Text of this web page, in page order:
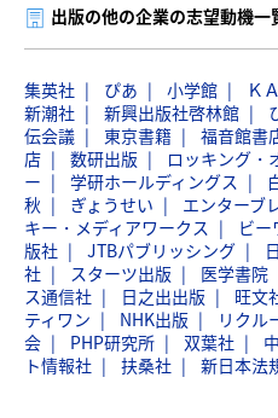
出版の他の企業の志望動機一
集英社 ぴあ 小学館 Ｋ
新潮社
新興出版社啓林館
伝会議
東京書籍 福音館書
店
数研出版 ロッキング・
ー
学研ホールディングス
秋
ぎょうせい エンターブ
キー・メディアワークス
ビー
版社
JTBパブリッシング
社
スターツ出版 医学書院
ス通信社
日之出出版 旺文
ティワン
NHK出版 リクル
会
PHP研究所 双葉社
ト情報社
扶桑社 新日本法